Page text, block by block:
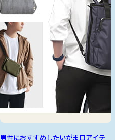
男性におすすめしたいがま口アイテ